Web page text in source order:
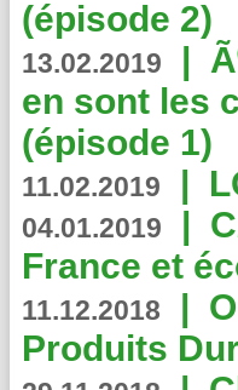
(épisode 2)
13.02.2019 |
en sont les
(épisode 1)
11.02.2019 |
04.01.2019 |
France et
11.12.2018 |
Produits